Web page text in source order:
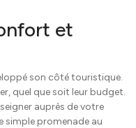
et
son côté touristique.
quel que soit leur budget.
auprès de votre
simple promenade au